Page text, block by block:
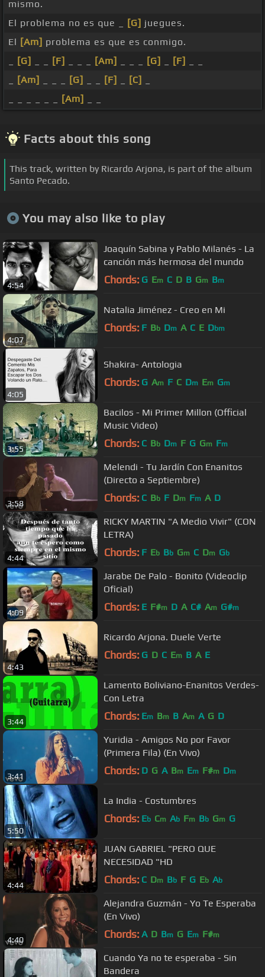
mismo.
El problema no es que _
[G] juegues.
El [Am] problema es que es conmigo.
[G] [F] [Am] [G] [F]
[Am] [G] [F] [C]
[Am]
Facts about this song
This track, written by Ricardo Arjona, is part of the album
Santo Pecado.
You may also like to play
4:54
Joaquín Sabina y Pablo Milanés - La
canción más hermosa del mundo
Chords: G Em C D B Gm Bm
4:07
Natalia Jiménez - Creo en Mi
Chords: F Bb Dm A C E Dbm
4:05
Shakira- Antologia
Chords: G Am F C Dm Em Gm
3:55
Bacilos - Mi Primer Millon (Official
Music Video)
Chords: C Bb Dm F G Gm Fm
3:58
Melendi - Tu Jardín Con Enanitos
(Directo a Septiembre)
Chords: C Bb F Dm Fm A D
4:44
RICKY MARTIN "A Medio Vivir" (CON
LETRA)
Chords: F Eb Bb Gm C Dm Gb
4:09
Jarabe De Palo - Bonito (Videoclip
Oficial)
Chords: E F#m D A C# Am G#m
4:43
Ricardo Arjona. Duele Verte
Chords: G D C Em B A E
3:44
Lamento Boliviano-Enanitos Verdes-
Con Letra
Chords: Em Bm B Am A G D
3:41
Yuridia - Amigos No por Favor
(Primera Fila) (En Vivo)
Chords: D G A Bm Em F#m Dm
5:50
La India - Costumbres
Chords: Eb Cm Ab Fm Bb Gm G
4:44
JUAN GABRIEL "PERO QUE
NECESIDAD "HD
Chords: C Dm Bb F G Eb Ab
4:40
Alejandra Guzmán - Yo Te Esperaba
(En Vivo)
Chords: A D Bm G Em F#m
Cuando Ya no te esperaba - Sin
Bandera